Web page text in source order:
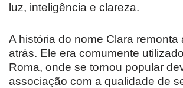
luz, inteligência e clareza.
A história do nome Clara remonta
atrás. Ele era comumente
Roma, onde se tornou popular
associação com a qualidade de